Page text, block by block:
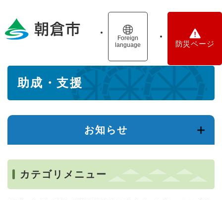
の
Foreign
language
防災ページ
助成・支援
お知らせ
カテゴリメニュー